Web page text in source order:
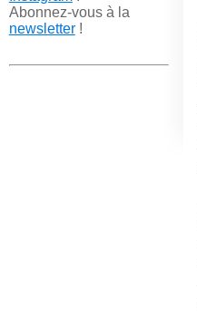
Abonnez-vous à la
newsletter!